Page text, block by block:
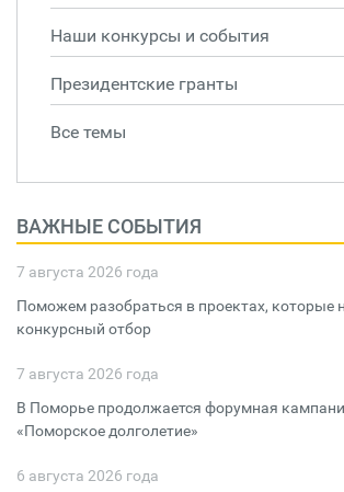
Наши конкурсы и события
Президентские гранты
Все темы
ВАЖНЫЕ СОБЫТИЯ
7 августа 2026 года
Поможем разобраться в проектах, которые
конкурсный отбор
7 августа 2026 года
В Поморье продолжается форумная
«Поморское долголетие»
6 августа 2026 года